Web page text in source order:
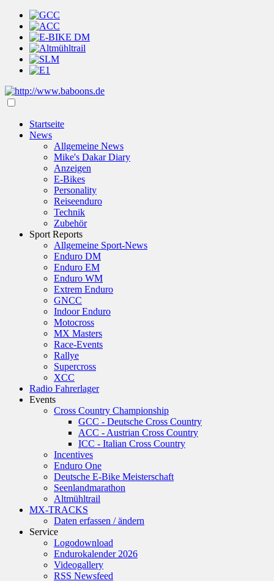
Startseite
News
Allgemeine News
Mike's Dakar Diary
Anzeigen
E-Bikes
Personality
Reiseenduro
Technik
Zubehör
Sport Reports
Allgemeine Sport-News
Enduro DM
Enduro EM
Enduro WM
Extrem Enduro
GNCC
Indoor Enduro
Motocross
MX Masters
Race-Events
Rallye
Supercross
XCC
Radio Fahrerlager
Events
Cross Country Championship
GCC - Deutsche Cross Country
ACC - Austrian Cross Country
ICC - Italian Cross Country
Incentives
Enduro One
Deutsche E-Bike Meisterschaft
Seenlandmarathon
Altmühltrail
MX-TRACKS
Daten erfassen / ändern
Service
Logodownload
Endurokalender 2026
Videogallery
RSS Newsfeed